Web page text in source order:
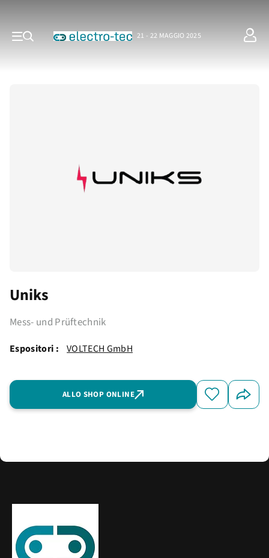
21 - 22 MAGGIO 2025
Uniks
Mess- und Prüftechnik
Espositori : VOLTECH GmbH
ALLO SHOP ONLINE